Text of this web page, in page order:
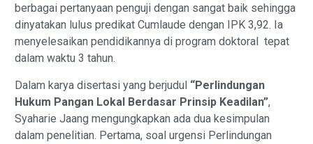
berbagai pertanyaan penguji dengan sangat baik sehingga
dinyatakan lulus predikat Cumlaude dengan IPK 3,92. Ia
menyelesaikan pendidikannya di program doktoral tepat
dalam waktu 3 tahun.
Dalam karya disertasi yang berjudul “Perlindungan
Hukum Pangan Lokal Berdasar Prinsip Keadilan”,
Syaharie Jaang mengungkapkan ada dua kesimpulan
dalam penelitian. Pertama, soal urgensi Perlindungan